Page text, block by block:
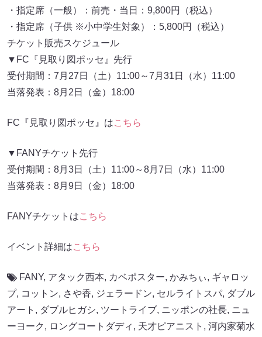
・指定席（一般）：前売・当日：9,800円（税込）
・指定席（子供 ※小中学生対象）：5,800円（税込）
チケット販売スケジュール
▼FC『見取り図ポッセ』先行
受付期間：7月27日（土）11:00～7月31日（水）11:00
当落発表：8月2日（金）18:00
FC『見取り図ポッセ』はこちら
▼FANYチケット先行
受付期間：8月3日（土）11:00～8月7日（水）11:00
当落発表：8月9日（金）18:00
FANYチケットはこちら
イベント詳細はこちら
FANY, アタック西本, カベポスター, かみちぃ, ギャロッ
プ, コットン, さや香, ジェラードン, セルライトスパ, ダブル
アート , ダブルヒガシ, ツートライブ, ニッポンの社長, ニュ
ーヨーク , ロングコートダディ , 天才ピアニスト , 河内家菊水